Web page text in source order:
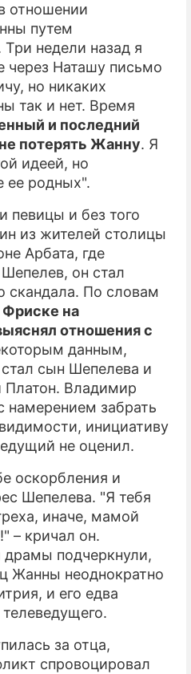
отношении
путем
недели назад я
через Наташу письмо
но никаких
так и нет. Время
и последний
потерять Жанну. Я
идеей, но
ее родных".
певицы и без того
из жителей столицы
Арбата, где
он стал
скандала. По словам
на
отношения с
данным,
сын Шепелева и
Платон. Владимир
забрать
инициативу
не оценил.
оскорбления и
Шепелева. "Я тебя
иначе, мамой
– кричал он.
подчеркнули,
Жанны неоднократно
и его едва
за отца,
спровоцировал